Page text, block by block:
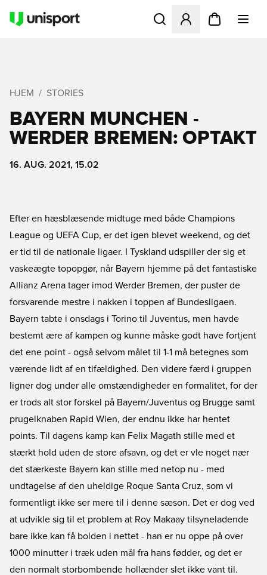
Åbner en Modal til at
HJEM STORIES
BAYERN MUNCHEN -
WERDER BREMEN: OPTAKT
16. AUG. 2021, 15.02
Efter en hæsblæsende midtuge med både Champions
League og UEFA Cup, er det igen blevet weekend, og det
er tid til de nationale ligaer. I Tyskland udspiller der sig et
vaskeægte topopgør, når Bayern hjemme på det fantastiske
Allianz Arena tager imod Werder Bremen, der puster de
forsvarende mestre i nakken i toppen af Bundesligaen.
Bayern tabte i onsdags i Torino til Juventus, men havde
bestemt ære af kampen og kunne måske godt have fortjent
det ene point - også selvom målet til 1-1 må betegnes som
værende lidt af en tifældighed. Den videre færd i gruppen
ligner dog under alle omstændigheder en formalitet, for der
er trods alt stor forskel på Bayern/Juventus og Brugge samt
prugelknaben Rapid Wien, der endnu ikke har hentet
points. Til dagens kamp kan Felix Magath stille med et
stærkt hold uden de store afsavn, og det er vle noget nær
det stærkeste Bayern kan stille med netop nu - med
undtagelse af den uheldige Roque Santa Cruz, som vi
formentligt ikke ser mere til i denne sæson. Det er dog ved
at udvikle sig til et problem at Roy Makaay tilsyneladende
bare ikke kan få bolden i nettet - han er nu oppe på over
1000 minutter i træk uden mål fra hans fødder, og det er
den normalt storbombende hollænder slet ikke vant til.